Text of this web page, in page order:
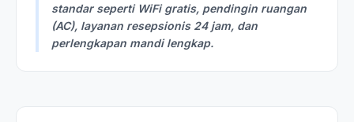
standar seperti WiFi gratis, pendingin ruangan
(AC), layanan resepsionis 24 jam, dan
perlengkapan mandi lengkap.